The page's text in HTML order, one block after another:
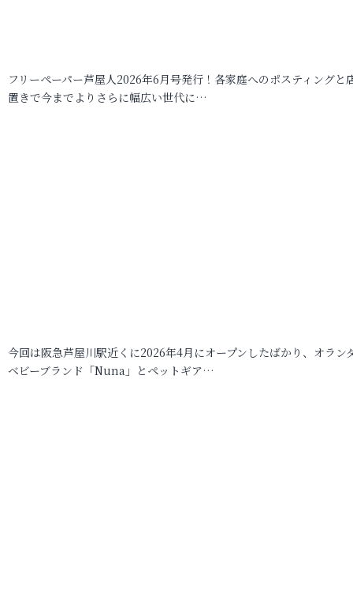
フリーペーパー芦屋人2026年6月号発行！各家庭へのポスティングと
置きで今までよりさらに幅広い世代に…
今回は阪急芦屋川駅近くに2026年4月にオープンしたばかり、オラン
ベビーブランド「Nuna」とペットギア…